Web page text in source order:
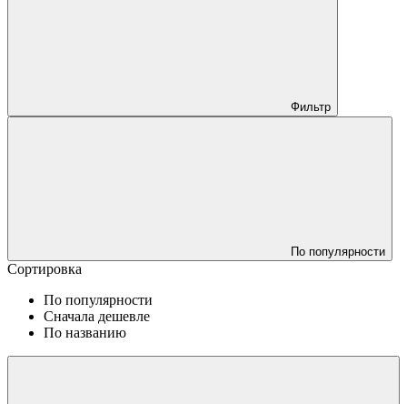
Фильтр
По популярности
Сортировка
По популярности
Сначала дешевле
По названию